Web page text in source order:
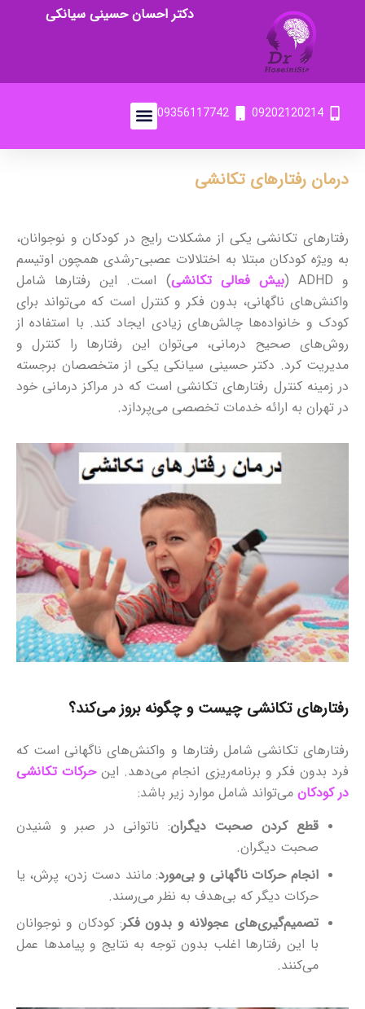
دکتر احسان حسینی سیانکی
09202120214
09356117742
درمان رفتارهای تکانشی
رفتارهای تکانشی یکی از مشکلات رایج در کودکان و نوجوانان،
به ویژه کودکان مبتلا به اختلالات عصبی-رشدی همچون اوتیسم
و ADHD (
بیش فعالی تکانشی) است. این رفتارها شامل
واکنش‌های ناگهانی، بدون فکر و کنترل است که می‌تواند برای
کودک و خانواده‌ها چالش‌های زیادی ایجاد کند. با استفاده از
روش‌های صحیح درمانی، می‌توان این رفتارها را کنترل و
مدیریت کرد. دکتر حسینی سیانکی یکی از متخصصان برجسته
در زمینه کنترل رفتارهای تکانشی است که در مراکز درمانی خود
در تهران به ارائه خدمات تخصصی می‌پردازد.
رفتارهای تکانشی چیست و چگونه بروز می‌کند؟
رفتارهای تکانشی شامل رفتارها و واکنش‌های ناگهانی است که
فرد بدون فکر و برنامه‌ریزی انجام می‌دهد. اینحرکات تکانشی
در کودکان می‌تواند شامل موارد زیر باشد:
قطع کردن صحبت دیگران: ناتوانی در صبر و شنیدن
صحبت دیگران.
انجام حرکات ناگهانی و بی‌مورد: مانند دست زدن، پرش، یا
حرکات دیگر که بی‌هدف به نظر می‌رسند.
تصمیم‌گیری‌های عجولانه و بدون فکر: کودکان و نوجوانان
با این رفتارها اغلب بدون توجه به نتایج و پیامدها عمل
می‌کنند.